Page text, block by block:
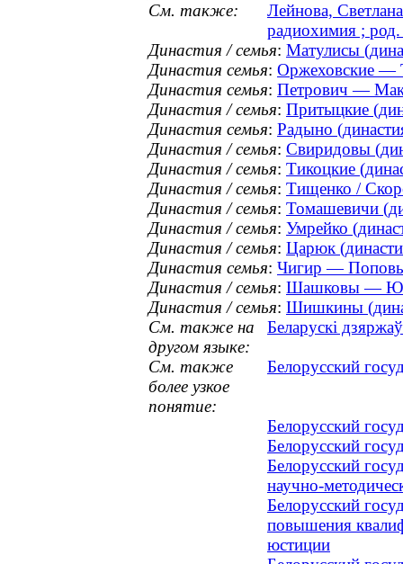
См. также:
Лейнова,
радиохимия ;
Династия / семья: Матулисы
Династия семья: Оржеховские —
Династия семья: Петрович —
Династия / семья: Притыцкие
Династия семья: Радыно
Династия / семья: Свиридовы
Династия / семья: Тикоцкие
Династия / семья: Тищенко /
Династия / семья: Томашевичи
Династия / семья: Умрейко
Династия / семья: Царюк
Династия семья: Чигир — Поповы
Династия / семья: Шашковы —
Династия / семья: Шишкины
См. также на
другом языке:
Беларускі
См. также
более узкое
понятие:
Белорусский
Белорусский
Белорусский
Белорусский
научно-
Белорусский
повышения
юстиции